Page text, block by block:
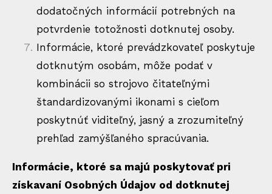
dodatočných informácií potrebných na
potvrdenie totožnosti dotknutej osoby.
Informácie, ktoré prevádzkovateľ poskytuje
dotknutým osobám, môže podať v
kombinácii so strojovo čitateľnými
štandardizovanými ikonami s cieľom
poskytnúť viditeľný, jasný a zrozumiteľný
prehľad zamýšľaného spracúvania.
Informácie, ktoré sa majú poskytovať pri
získavaní Osobných Údajov od dotknutej